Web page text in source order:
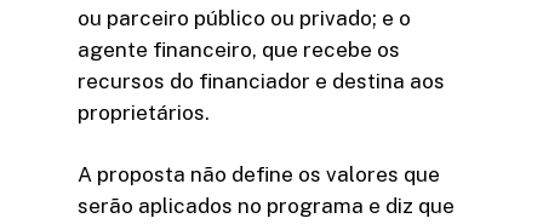
ou parceiro público ou privado; e o
agente financeiro, que recebe os
recursos do financiador e destina aos
proprietários.
A proposta não define os valores que
serão aplicados no programa e diz que